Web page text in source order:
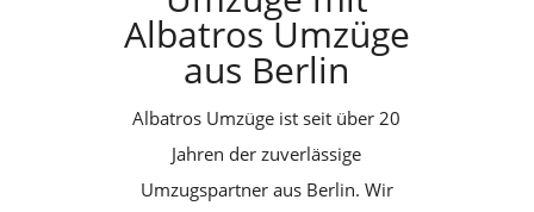
Albatros Umzüge
aus Berlin
Albatros Umzüge ist seit über 20
Jahren der zuverlässige
Umzugspartner aus Berlin. Wir